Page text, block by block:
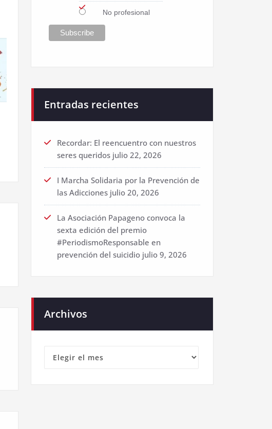
No profesional
Entradas recientes
Recordar: El reencuentro con nuestros
seres queridos julio 22, 2026
I Marcha Solidaria por la Prevención de
las Adicciones julio 20, 2026
La Asociación Papageno convoca la
sexta edición del premio
#PeriodismoResponsable en
prevención del suicidio julio 9, 2026
Archivos